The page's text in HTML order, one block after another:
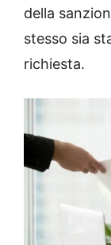
della
stesso sia
richiesta.